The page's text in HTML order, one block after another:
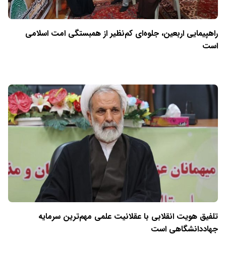
راهپیمایی اربعین، جلوه‌ای کم‌نظیر از همبستگی امت اسلامی
است
تلفیق هویت انقلابی با عقلانیت علمی مهم‌ترین سرمایه
جهاددانشگاهی است